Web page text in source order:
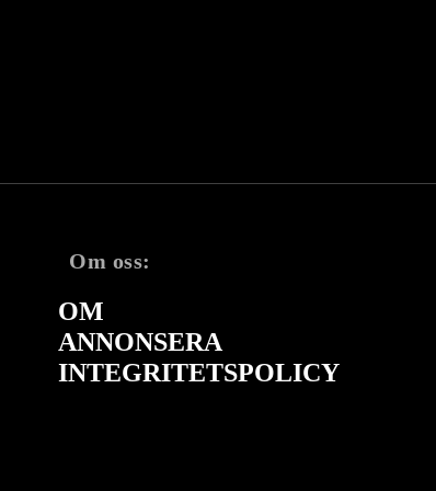
Om oss:
OM
ANNONSERA
INTEGRITETSPOLICY